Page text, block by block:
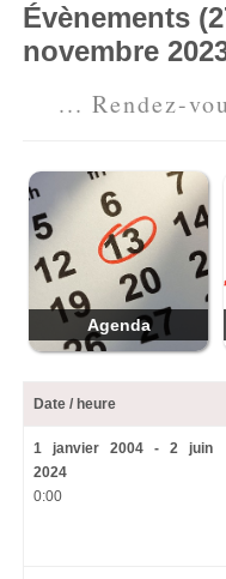
Évènements
novembre
... Rendez-
Agenda
Date / heure
1 janvier 2004 - 2 juin
2024
0:00